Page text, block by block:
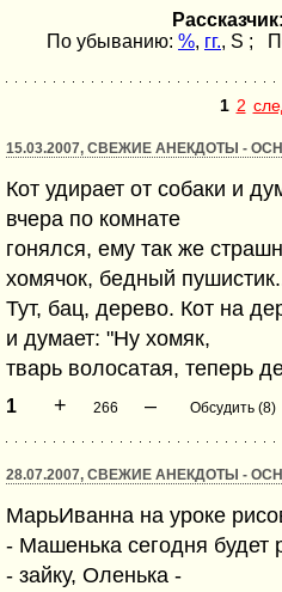
По убыванию: %, гг., S ;
1 2
15.03.2007, СВЕЖИЕ АНЕКДОТЫ -
Кот удирает от собаки и
вчера по комнате
гонялся, ему так же
хомячок, бедный
Тут, бац, дерево. Кот на
и думает: "Ну хомяк,
тварь волосатая, теперь
1 + 266 – Обсудить (8)
28.07.2007, СВЕЖИЕ АНЕКДОТЫ -
МарьИванна на уроке
- Машенька сегодня будет
- зайку, Оленька -